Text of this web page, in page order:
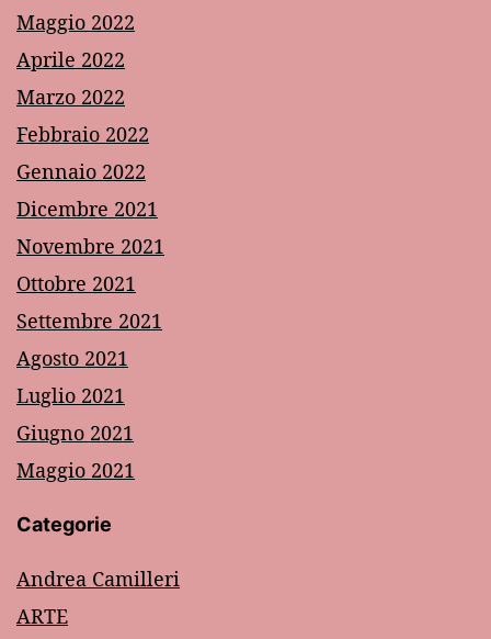
Maggio 2022
Aprile 2022
Marzo 2022
Febbraio 2022
Gennaio 2022
Dicembre 2021
Novembre 2021
Ottobre 2021
Settembre 2021
Agosto 2021
Luglio 2021
Giugno 2021
Maggio 2021
Categorie
Andrea Camilleri
ARTE